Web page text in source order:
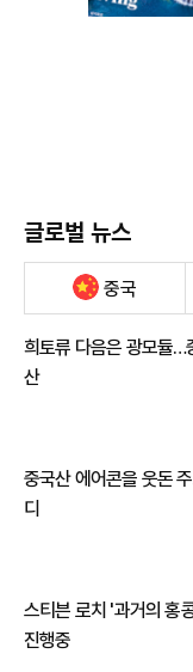
글로벌 뉴스
중국
희토류 다음은 광모듈…
산
중국산 에어콘을 웃돈
디
스티븐 로치 '과거의 홍
진행중